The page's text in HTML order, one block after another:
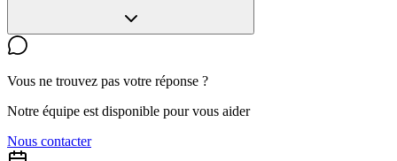
Vous ne trouvez pas votre réponse ?
Notre équipe est disponible pour vous aider
Nous contacter